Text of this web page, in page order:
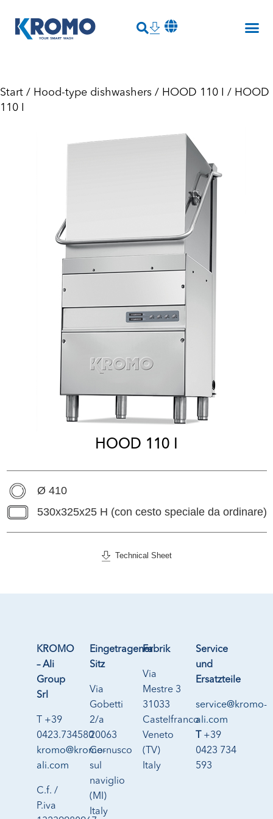
Start / Hood-type dishwashers / HOOD 110 I
/ HOOD
110 I
HOOD 110 I
Ø 410
530x325x25 H (con cesto speciale da ordinare)
Technical Sheet
KROMO
– Ali
Group
Srl
T +39
0423.734580
kromo@kromo-
ali.com
C.f. /
P.iva
Eingetragener
Sitz
Via
Gobetti
2/a
20063
Cernusco
sul
naviglio
(MI)
Italy
Fabrik
Via
Mestre 3
31033
Castelfranco
Veneto
(TV)
Italy
Service
und
Ersatzteile
service@kromo-
ali.com
T +39
0423 734
593